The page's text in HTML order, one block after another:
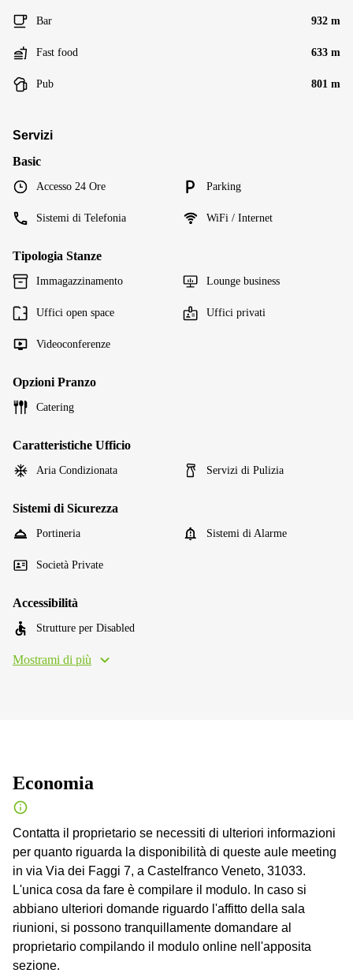
Bar 932 m
Fast food 633 m
Pub 801 m
Servizi
Basic
Accesso 24 Ore Parking
Sistemi di Telefonia WiFi / Internet
Tipologia Stanze
Immagazzinamento Lounge business
Uffici open space Uffici privati
Videoconferenze
Opzioni Pranzo
Catering
Caratteristiche Ufficio
Aria Condizionata Servizi di Pulizia
Sistemi di Sicurezza
Portineria Sistemi di Alarme
Società Private
Accessibilità
Strutture per Disabled
Mostrami di più
Economia
Contatta il proprietario se necessiti di ulteriori informazioni
per quanto riguarda la disponibilità di queste aule meeting
in via Via dei Faggi 7, a Castelfranco Veneto, 31033.
L'unica cosa da fare è compilare il modulo. In caso si
abbiano ulteriori domande riguardo l'affitto della sala
riunioni, si possono tranquillamente domandare al
proprietario compilando il modulo online nell'apposita
sezione.